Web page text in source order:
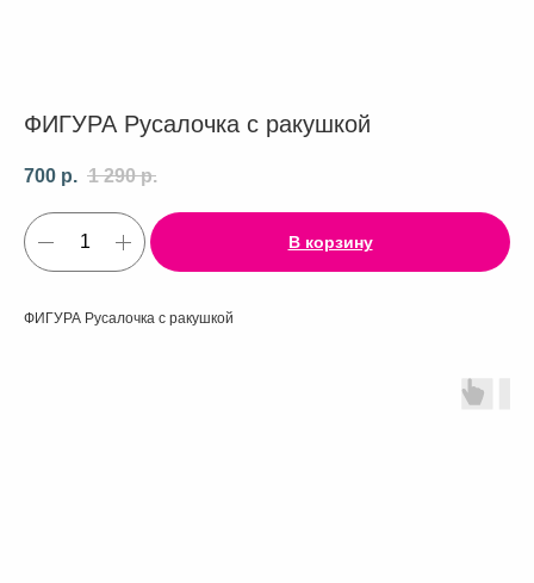
ФИГУРА Русалочка с ракушкой
700 р. 1 290 р.
В корзину
ФИГУРА Русалочка с ракушкой